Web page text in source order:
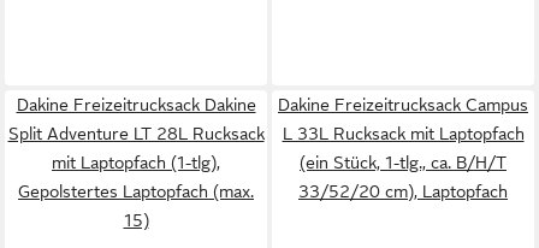
Dakine Freizeitrucksack Dakine
Split Adventure LT 28L Rucksack
mit Laptopfach (1-tlg),
Gepolstertes Laptopfach (max.
15)
Dakine Freizeitrucksack Campus
L 33L Rucksack mit Laptopfach
(ein Stück, 1-tlg., ca. B/H/T
33/52/20 cm), Laptopfach